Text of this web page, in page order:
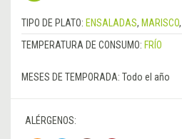
TIPO DE PLATO: ENSALADAS, MARISCO,
TEMPERATURA DE CONSUMO: FRÍO
MESES DE TEMPORADA: Todo el año
ALÉRGENOS: